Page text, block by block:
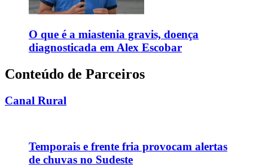
O que é a miastenia gravis, doença
diagnosticada em Alex Escobar
Conteúdo de Parceiros
Canal Rural
Temporais e frente fria provocam alertas
de chuvas no Sudeste